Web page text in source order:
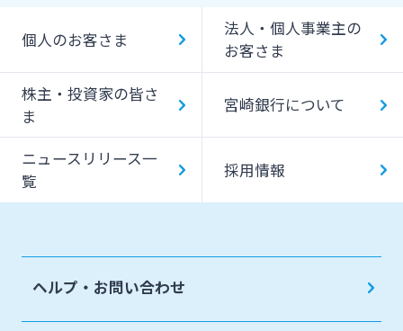
個人のお客さま
法人・個人事業主の
お客さま
株主・投資家の皆さ
ま
宮崎銀行について
ニュースリリース一
覧
採用情報
ヘルプ・お問い合わせ